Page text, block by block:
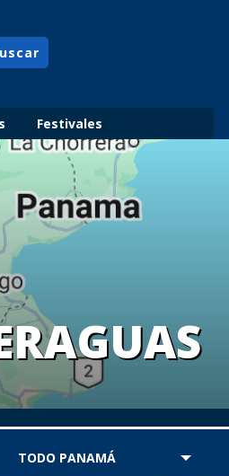
Festivales
TODO PANAMÁ